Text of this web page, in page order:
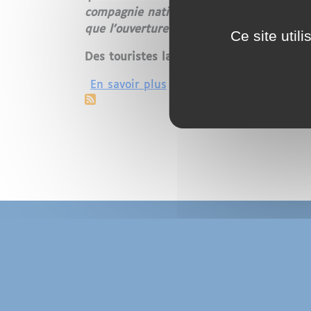
compagnie nationale est une faute. Le
que l'ouverture d'une destination vers
Des touristes laissés sur le carreau
En savoir plus sur Un avion Tunisair en
Ce site